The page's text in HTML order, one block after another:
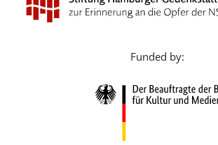
Italiano
Nederlands
Português
Funded by: